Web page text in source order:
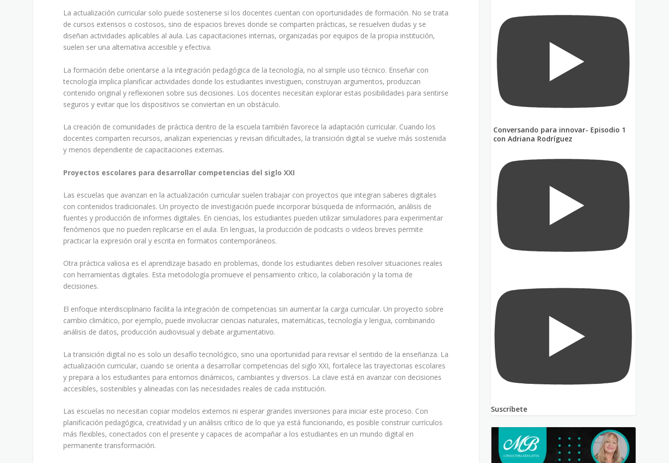
La actualización curricular solo puede sostenerse si los docentes cuentan con oportunidades de formación. No se trata
de cursos extensos o costosos, sino de espacios breves donde se comparten prácticas, se resuelven dudas y se
diseñan actividades aplicables al aula. Las capacitaciones internas, organizadas por equipos de la propia institución,
suelen ser una alternativa accesible y efectiva.
La formación debe orientarse a la integración pedagógica de la tecnología, no al simple uso técnico. Enseñar con
tecnología implica planificar actividades donde los estudiantes investiguen, construyan argumentos, produzcan
contenido original y reflexionen sobre sus decisiones. Los docentes necesitan explorar estas posibilidades para sentirse
seguros y evitar que los dispositivos se conviertan en un obstáculo.
La creación de comunidades de práctica dentro de la escuela también favorece la adaptación curricular. Cuando los
docentes comparten recursos, analizan experiencias y revisan dificultades, la transición digital se vuelve más sostenida
y menos dependiente de capacitaciones externas.
Proyectos escolares para desarrollar competencias del siglo XXI
Las escuelas que avanzan en la actualización curricular suelen trabajar con proyectos que integran saberes digitales
con contenidos tradicionales. Un proyecto de investigación puede incorporar búsqueda de información, análisis de
fuentes y producción de informes digitales. En ciencias, los estudiantes pueden utilizar simuladores para experimentar
fenómenos que no pueden replicarse en el aula. En lenguas, la producción de podcasts o videos breves permite
practicar la expresión oral y escrita en formatos contemporáneos.
Otra práctica valiosa es el aprendizaje basado en problemas, donde los estudiantes deben resolver situaciones reales
con herramientas digitales. Esta metodología promueve el pensamiento crítico, la colaboración y la toma de
decisiones.
El enfoque interdisciplinario facilita la integración de competencias sin aumentar la carga curricular. Un proyecto sobre
cambio climático, por ejemplo, puede involucrar ciencias naturales, matemáticas, tecnología y lengua, combinando
análisis de datos, producción audiovisual y debate argumentativo.
La transición digital no es solo un desafío tecnológico, sino una oportunidad para revisar el sentido de la enseñanza. La
actualización curricular, cuando se orienta a desarrollar competencias del siglo XXI, fortalece las trayectorias escolares
y prepara a los estudiantes para entornos dinámicos, cambiantes y diversos. La clave está en avanzar con decisiones
accesibles, sostenibles y alineadas con las necesidades reales de cada institución.
Las escuelas no necesitan copiar modelos externos ni esperar grandes inversiones para iniciar este proceso. Con
planificación pedagógica, creatividad y un análisis crítico de lo que ya está funcionando, es posible construir currículos
más flexibles, conectados con el presente y capaces de acompañar a los estudiantes en un mundo digital en
permanente transformación.
Conversando para innovar- Episodio 1
con Adriana Rodríguez
Suscríbete